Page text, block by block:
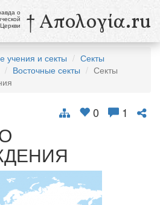
справочник
о
Церкви † Απολογία.ru
учения и секты
Секты
Восточные секты
Секты
0 1